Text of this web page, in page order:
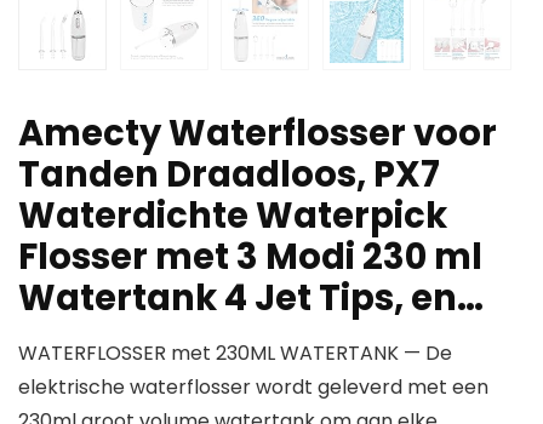
Amecty Waterflosser voor
Tanden Draadloos, PX7
Waterdichte Waterpick
Flosser met 3 Modi 230 ml
Watertank 4 Jet Tips, en…
WATERFLOSSER met 230ML WATERTANK — De
elektrische waterflosser wordt geleverd met een